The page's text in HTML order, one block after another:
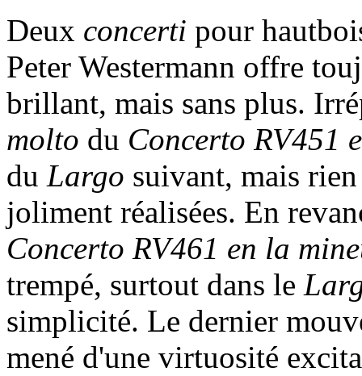
Deux concerti pour
Peter Westermann offre
brillant, mais sans plus.
molto du Concerto RV451
du Largo suivant, mais
joliment réalisées. En
Concerto RV461 en la
trempé, surtout dans le
simplicité. Le dernier
mené d'une virtuosité